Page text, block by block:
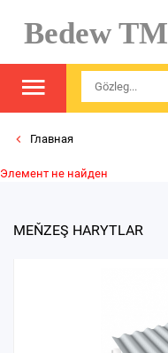
Bedew TM
Главная
Элемент не найден
MEŇZEŞ HARYTLAR